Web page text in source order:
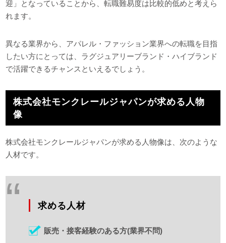
迎」となっていることから、転職難易度は比較的低めと考えら
れます。
異なる業界から、アパレル・ファッション業界への転職を目指
したい方にとっては、ラグジュアリーブランド・ハイブランド
で活躍できるチャンスといえるでしょう。
株式会社モンクレールジャパンが求める人物
像
株式会社モンクレールジャパンが求める人物像は、次のような
人材です。
求める人材
販売・接客経験のある方(業界不問)